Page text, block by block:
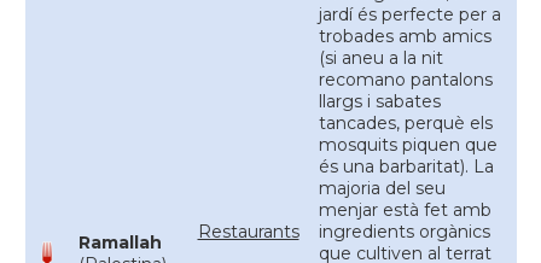
Ramallah
Restaurants
jardí és perfecte per a
trobades amb amics
(si aneu a la nit
recomano pantalons
llargs i sabates
tancades, perquè els
mosquits piquen que
és una barbaritat). La
majoria del seu
menjar està fet amb
ingredients orgànics
que cultiven al terrat